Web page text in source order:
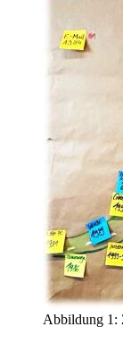
Abbildung 1: